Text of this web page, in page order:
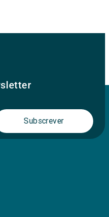
Subscrever